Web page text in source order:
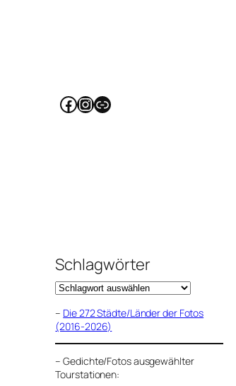
Facebook
Instagram
Link
Schlagwörter
– Die 272 Städte/Länder der Fotos
(2016-2026)
–Gedichte/Fotos ausgewählter
Tourstationen: